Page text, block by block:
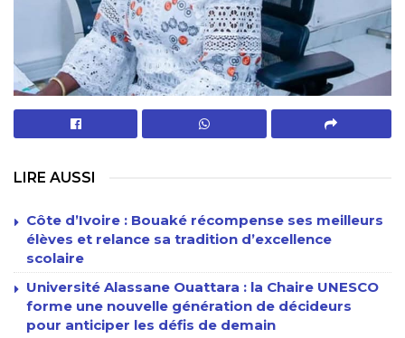
LIRE AUSSI
Côte d’Ivoire : Bouaké récompense ses meilleurs
élèves et relance sa tradition d’excellence
scolaire
Université Alassane Ouattara : la Chaire UNESCO
forme une nouvelle génération de décideurs
pour anticiper les défis de demain